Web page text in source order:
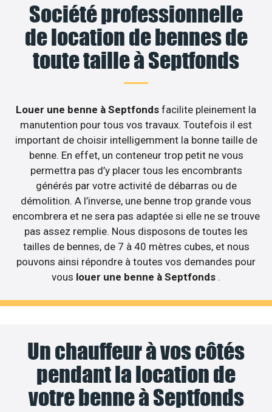
Société professionnelle
de location de bennes de
toute taille à Septfonds
Louer une benne à Septfonds facilite pleinement la
manutention pour tous vos travaux. Toutefois il est
important de choisir intelligemment la bonne taille de
benne. En effet, un conteneur trop petit ne vous
permettra pas d’y placer tous les encombrants
générés par votre activité de débarras ou de
démolition. A l’inverse, une benne trop grande vous
encombrera et ne sera pas adaptée si elle ne se trouve
pas assez remplie. Nous disposons de toutes les
tailles de bennes, de 7 à 40 mètres cubes, et nous
pouvons ainsi répondre à toutes vos demandes pour
vous louer une benne à Septfonds .
Un chauffeur à vos côtés
pendant la location de
votre benne à Septfonds